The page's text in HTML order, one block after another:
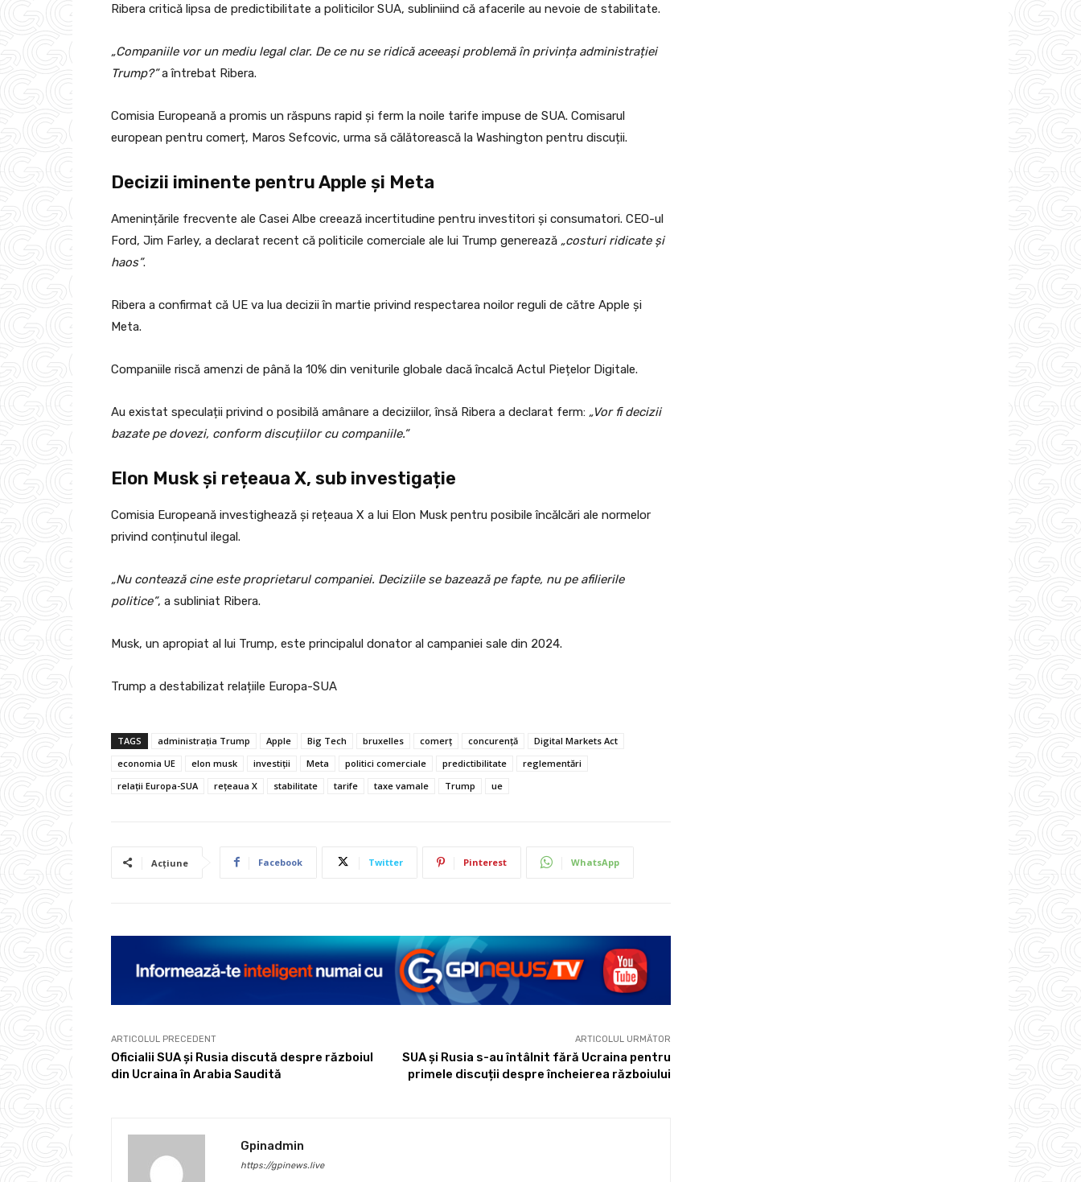
Ribera critică lipsa de predictibilitate a politicilor SUA, subliniind că afacerile au nevoie de stabilitate.
„Companiile vor un mediu legal clar. De ce nu se ridică aceeași problemă în privința administrației
Trump?”a întrebat Ribera.
Comisia Europeană a promis un răspuns rapid și ferm la noile tarife impuse de SUA. Comisarul
european pentru comerț, Maros Sefcovic, urma să călătorească la Washington pentru discuții.
Decizii iminente pentru Apple și Meta
Amenințările frecvente ale Casei Albe creează incertitudine pentru investitori și consumatori. CEO-ul
Ford, Jim Farley, a declarat recent că politicile comerciale ale lui Trump generează „costuri ridicate și
haos”.
Ribera a confirmat că UE va lua decizii în martie privind respectarea noilor reguli de către Apple și
Meta.
Companiile riscă amenzi de până la 10% din veniturile globale dacă încalcă Actul Piețelor Digitale.
Au existat speculații privind o posibilă amânare a deciziilor, însă Ribera a declarat ferm: „Vor fi decizii
bazate pe dovezi, conform discuțiilor cu companiile.”
Elon Musk și rețeaua X, sub investigație
Comisia Europeană investighează și rețeaua X a lui Elon Musk pentru posibile încălcări ale normelor
privind conținutul ilegal.
„Nu contează cine este proprietarul companiei. Deciziile se bazează pe fapte, nu pe afilierile
politice”, a subliniat Ribera.
Musk, un apropiat al lui Trump, este principalul donator al campaniei sale din 2024.
Trump a destabilizat relațiile Europa-SUA
TAGS administrația Trump Apple Big Tech bruxelles comerț concurență
Digital Markets Act
economia UE
elon musk investiții Meta politici comerciale predictibilitate
reglementări
relații Europa-SUA
rețeaua X stabilitate tarife taxe vamale Trump ue
Acțiune Facebook Twitter Pinterest WhatsApp
ARTICOLUL PRECEDENT
Oficialii SUA și Rusia discută despre războiul
din Ucraina în Arabia Saudită
ARTICOLUL URMĂTOR
SUA și Rusia s-au întâlnit fără Ucraina pentru
primele discuții despre încheierea războiului
Gpinadmin
https://gpinews.live